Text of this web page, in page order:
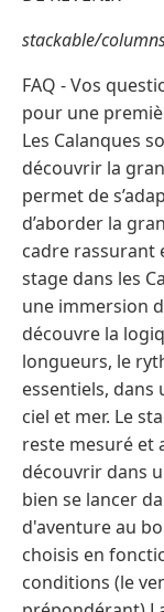
stackable/
FAQ - Vos
pour une
Les Calanques
découvrir la
permet de
d’aborder la
cadre rassurant
stage dans les
une immersion
découvre la
longueurs, le
essentiels,
ciel et mer. Le
reste mesuré et
découvrir dans
bien se lancer
d'aventure au
choisis en
conditions (le